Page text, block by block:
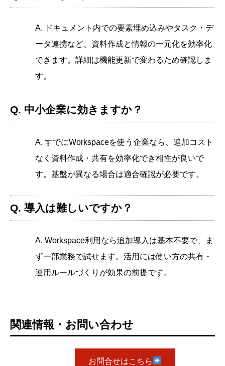
A. ドキュメント内での要素埋め込みやタスク・デ
ータ連携など、資料作成と情報の一元化を効率化
できます。詳細は機能更新で変わるため確認しま
す。
Q. 中小企業に効きますか？
A. すでにWorkspaceを使う企業なら、追加コスト
なく資料作成・共有を効率化でき相性が良いで
す。基盤が異なる場合は適合確認が必要です。
Q. 導入は難しいですか？
A. Workspace利用なら追加導入は基本不要で、ま
ず一部業務で試せます。活用には使い方の共有・
運用ルールづくりが効果の前提です。
関連情報・お問い合わせ
お問合せはこちら